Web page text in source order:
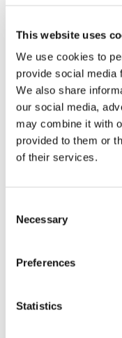
This website uses
We use cookies to
provide social media
We also share
our social media,
may combine it with
provided to them or
of their services.
Selection
Necessary
Preferences
Statistics
attiva
bene al momento
Scaramozzino